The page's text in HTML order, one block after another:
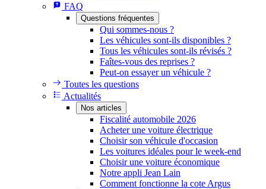
FAQ
Questions fréquentes
Qui sommes-nous ?
Les véhicules sont-ils disponibles ?
Tous les véhicules sont-ils révisés ?
Faîtes-vous des reprises ?
Peut-on essayer un véhicule ?
Toutes les questions
Actualités
Nos articles
Fiscalité automobile 2026
Acheter une voiture électrique
Choisir son véhicule d'occasion
Les voitures idéales pour le week-end
Choisir une voiture économique
Notre appli Jean Lain
Comment fonctionne la cote Argus